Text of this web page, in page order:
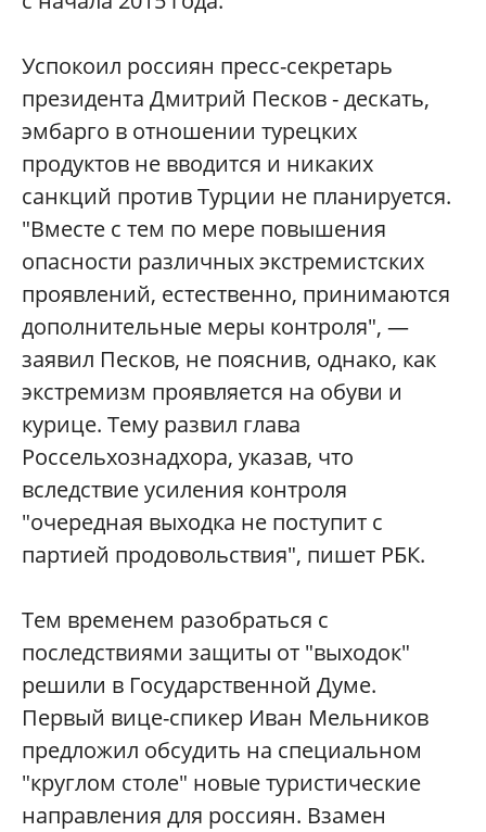
Успокоил россиян пресс-секретарь
президента Дмитрий Песков - дескать,
эмбарго в отношении турецких
продуктов не вводится и никаких
санкций против Турции не планируется.
"Вместе с тем по мере повышения
опасности различных экстремистских
проявлений, естественно, принимаются
дополнительные меры контроля", —
заявил Песков, не пояснив, однако, как
экстремизм проявляется на обуви и
курице. Тему развил глава
Россельхознадхора, указав, что
вследствие усиления контроля
"очередная выходка не поступит с
партией продовольствия", пишет РБК.
Тем временем разобраться с
последствиями защиты от "выходок"
решили в Государственной Думе.
Первый вице-спикер Иван Мельников
предложил обсудить на специальном
"круглом столе" новые туристические
направления для россиян. Взамен